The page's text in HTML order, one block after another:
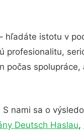
hľadáte istotu v
profesionalitu,
počas
S nami sa o
Deutsch Haslau,